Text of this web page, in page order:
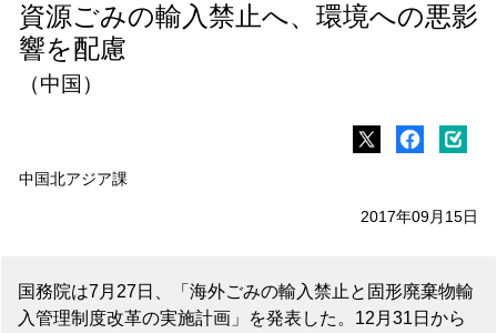
資源ごみの輸入禁止へ、環境への悪影
響を配慮
（中国）
中国北アジア課
2017年09月15日
国務院は7月27日、「海外ごみの輸入禁止と固形廃棄物輸
入管理制度改革の実施計画」を発表した。12月31日から